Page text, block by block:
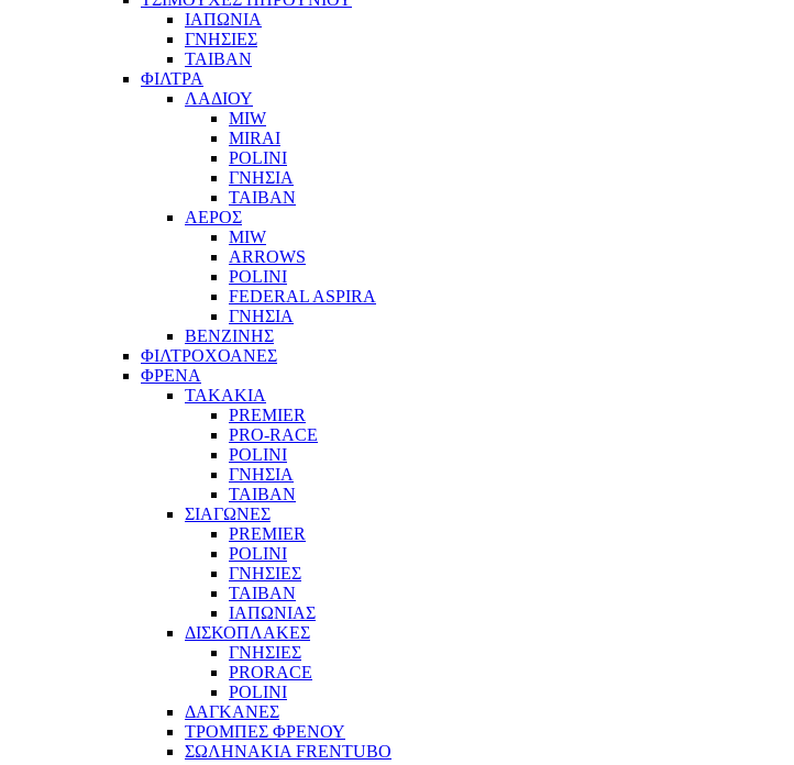
ΙΑΠΩΝΙΑ
ΓΝΗΣΙΕΣ
ΤΑΙΒΑΝ
ΦΙΛΤΡΑ
ΛΑΔΙΟΥ
MIW
MIRAI
POLINI
ΓΝΗΣΙΑ
ΤΑΙΒΑΝ
ΑΕΡΟΣ
MIW
ARROWS
POLINI
FEDERAL ASPIRA
ΓΝΗΣΙΑ
ΒΕΝΖΙΝΗΣ
ΦΙΛΤΡΟΧΟΑΝΕΣ
ΦΡΕΝΑ
ΤΑΚΑΚΙΑ
PREMIER
PRO-RACE
POLINI
ΓΝΗΣΙΑ
ΤΑΙΒΑΝ
ΣΙΑΓΩΝΕΣ
PREMIER
POLINI
ΓΝΗΣΙΕΣ
ΤΑΙΒΑΝ
ΙΑΠΩΝΙΑΣ
ΔΙΣΚΟΠΛΑΚΕΣ
ΓΝΗΣΙΕΣ
PRORACE
POLINI
ΔΑΓΚΑΝΕΣ
ΤΡΟΜΠΕΣ ΦΡΕΝΟΥ
ΣΩΛΗΝΑΚΙΑ FRENTUBO